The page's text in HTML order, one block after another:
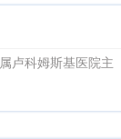
卢科姆斯基医院主